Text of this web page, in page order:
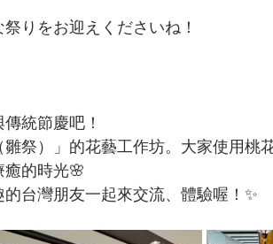
りをお迎えくださいね！
統節慶吧！
祭）」的花藝工作坊。大家使用桃
的時光🌸
台灣朋友一起來交流、體驗喔！✨